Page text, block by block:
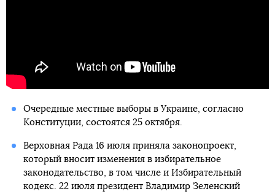
Очередные местные выборы в Украине, согласно
Конституции, состоятся 25 октября.
Верховная Рада 16 июля приняла законопроект,
который вносит изменения в избирательное
законодательство, в том числе и Избирательный
кодекс. 22 июля президент Владимир Зеленский